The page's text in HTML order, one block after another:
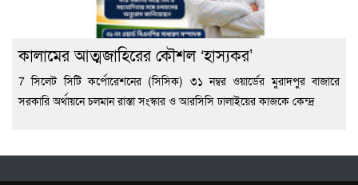
কালামের আত্মজাহিরের কৌশল ‘হাস্যকর’
7 সিলেট সিটি কর্পোরেশনের (সিসিক) ৩১ নম্বর ওয়ার্ডের মুরাদপুর বাজারে
সরকারি অর্থায়নে চলমান রাস্তা সংস্কার ও আরসিসি ঢালাইয়ের কাজকে কেন্দ্র